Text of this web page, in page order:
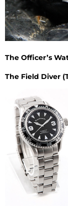
The Officer’s
The Field Diver